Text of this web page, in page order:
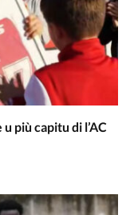
più capitu di l’AC